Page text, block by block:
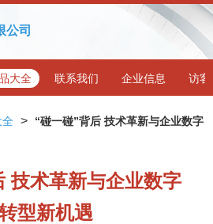
公司
大全 联系我们 企业信息 访客
>
“碰一碰”背后 技术革新与企业数字
技术革新与企业数字
型新机遇